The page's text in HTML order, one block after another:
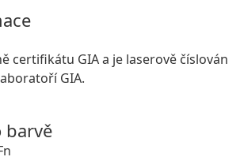
certifikátu GIA a je laserově číslován
GIA.
barvě